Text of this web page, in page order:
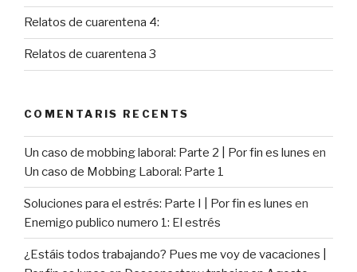
Relatos de cuarentena 4:
Relatos de cuarentena 3
COMENTARIS RECENTS
Un caso de mobbing laboral: Parte 2 | Por fin es lunes en
Un caso de Mobbing Laboral: Parte 1
Soluciones para el estrés: Parte I | Por fin es lunes en
Enemigo publico numero 1: El estrés
¿Estáis todos trabajando? Pues me voy de vacaciones |